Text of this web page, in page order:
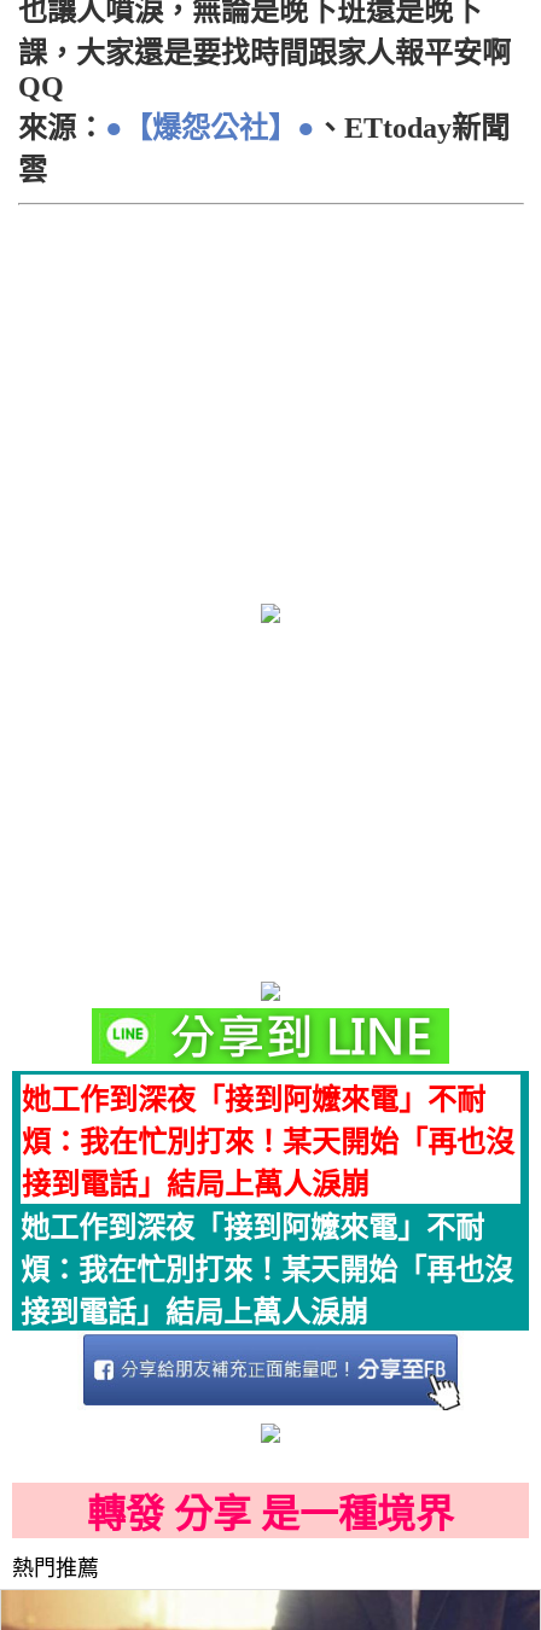
也讓人噴淚，無論是晚下班還是晚下
課，大家還是要找時間跟家人報平安啊
QQ
來源： ●【爆怨公社】● 、ETtoday新聞
雲
她工作到深夜「接到阿嬤來電」不耐
煩：我在忙別打來！某天開始「再也沒
接到電話」結局上萬人淚崩
她工作到深夜「接到阿嬤來電」不耐
煩：我在忙別打來！某天開始「再也沒
接到電話」結局上萬人淚崩
轉發 分享 是一種境界
熱門推薦